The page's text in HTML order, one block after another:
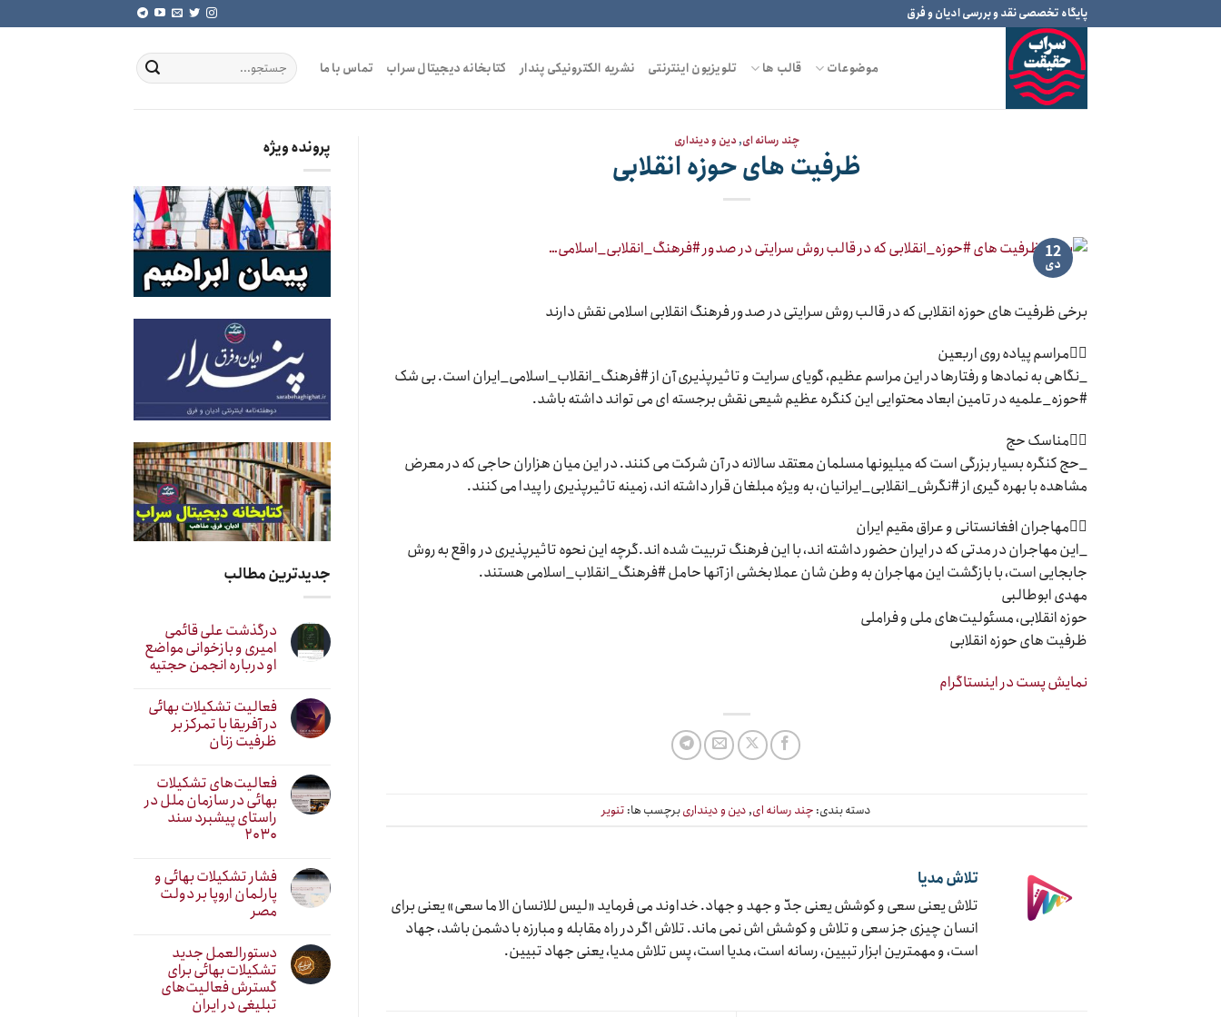
to
پایگاه تخصصی نقد و بررسی ادیان و فرق
موضوعات قالب ها تلویزیون اینترنتی نشریه الکترونیکی پندار کتابخانه دیجیتال سراب تماس با ما
چند رسانه ای,دین و دینداری
ظرفیت های حوزه انقلابی
12
دی
برخی ظرفیت های حوزه انقلابی که در قالب روش سرایتی در صدور فرهنگ انقلابی اسلامی نقش دارند
۱⃣مراسم پیاده روی اربعین
_نگاهی به نمادها و رفتارها در این مراسم عظیم، گویای سرایت و تاثیرپذیری آن از #فرهنگ_انقلاب_اسلامی_ایران است. بی شک
#حوزه_علمیه در تامین ابعاد محتوایی این کنگره عظیم شیعی نقش برجسته ای می تواند داشته باشد.
۲⃣مناسک حج
_حج کنگره بسیار بزرگی است که میلیونها مسلمان معتقد سالانه در آن شرکت می کنند. در این میان هزاران حاجی که در معرض
مشاهده با بهره گیری از #نگرش_انقلابی_ایرانیان، به ویژه مبلغان قرار داشته اند، زمینه تاثیرپذیری را پیدا می کنند.
۳⃣مهاجران افغانستانی و عراق مقیم ایران
_این مهاجران در مدتی که در ایران حضور داشته اند، با این فرهنگ تربیت شده اند.گرچه این نحوه تاثیرپذیری در واقع به روش
جابجایی است، با بازگشت این مهاجران به وطن شان عملا بخشی از آنها حامل #فرهنگ_انقلاب_اسلامی هستند.
مهدی ابوطالبی
حوزه انقلابی، مسئولیت‌های ملی و فراملی
ظرفیت های حوزه انقلابی
نمایش پست در اینستاگرام
دسته بندی: چند رسانه ای, دین و دینداریبرچسب ها: تنویر
تلاش مدیا
تلاش یعنی سعی و کوشش یعنی جدّ و جهد و جهاد. خداوند می فرماید «لیس للانسان الا ما سعی» یعنی برای
انسان چیزی جز سعی و تلاش و کوشش اش نمی ماند. تلاش اگر در راه مقابله و مبارزه با دشمن باشد، جهاد
است، و مهمترین ابزار تبیین، رسانه است، مدیا است، پس تلاش مدیا، یعنی جهاد تبیین.
پرونده ویژه
جدیدترین مطالب
درگذشت علی قائمی
امیری و بازخوانی مواضع
او درباره انجمن حجتیه
فعالیت تشکیلات بهائی
در آفریقا با تمرکز بر
ظرفیت زنان
فعالیت‌های تشکیلات
بهائی در سازمان ملل در
راستای پیشبرد سند
۲۰۳۰
فشار تشکیلات بهائی و
پارلمان اروپا بر دولت
مصر
دستورالعمل جدید
تشکیلات بهائی برای
گسترش فعالیت‌های
تبلیغی در ایران